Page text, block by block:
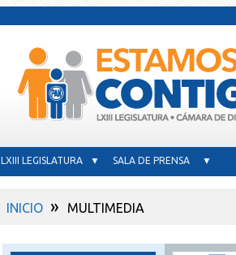
LXIII LEGISLATURA ▼ SALA DE PRENSA ▼
INICIO » MULTIMEDIA